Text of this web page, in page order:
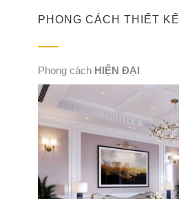
PHONG CÁCH THIẾT KẾ
Phong cách HIỆN ĐẠI